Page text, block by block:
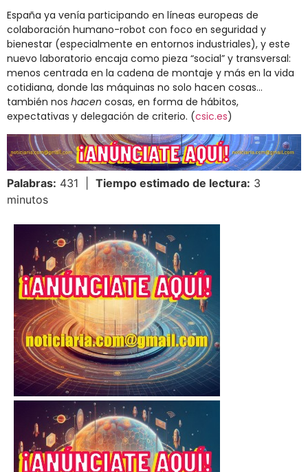
España ya venía participando en líneas europeas de
colaboración humano-robot con foco en seguridad y
bienestar (especialmente en entornos industriales), y este
nuevo laboratorio encaja como pieza “social” y transversal:
menos centrada en la cadena de montaje y más en la vida
cotidiana, donde las máquinas no solo hacen cosas…
también nos hacen cosas, en forma de hábitos,
expectativas y delegación de criterio. (csic.es)
Palabras: 431 | Tiempo estimado de lectura: 3
minutos